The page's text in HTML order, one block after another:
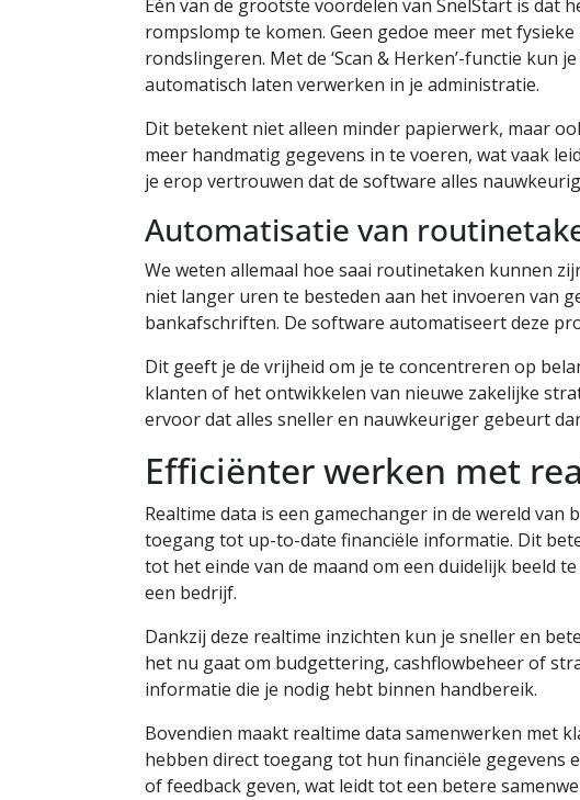
Eén van de grootste voordelen van SnelStart is dat
rompslomp te komen. Geen gedoe meer met
rondslingeren. Met de ‘Scan & Herken’-functie kun
automatisch laten verwerken in je administratie.
Dit betekent niet alleen minder papierwerk, maar
meer handmatig gegevens in te voeren, wat vaak
je erop vertrouwen dat de software alles
Automatisatie van
We weten allemaal hoe saai routinetaken kunnen
niet langer uren te besteden aan het invoeren van
bankafschriften. De software automatiseert deze
Dit geeft je de vrijheid om je te concentreren op
klanten of het ontwikkelen van nieuwe zakelijke
ervoor dat alles sneller en nauwkeuriger gebeurt
Efficiënter werken met
Realtime data is een gamechanger in de wereld van
toegang tot up-to-date financiële informatie. Dit
tot het einde van de maand om een duidelijk beeld
een bedrijf.
Dankzij deze realtime inzichten kun je sneller en
het nu gaat om budgettering, cashflowbeheer of
informatie die je nodig hebt binnen handbereik.
Bovendien maakt realtime data samenwerken met
hebben direct toegang tot hun financiële gegevens
of feedback geven, wat leidt tot een betere